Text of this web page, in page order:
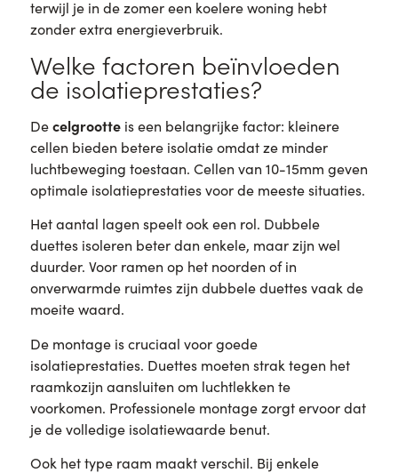
terwijl je in de zomer een koelere woning hebt
zonder extra energieverbruik.
Welke factoren beïnvloeden
de isolatieprestaties?
Decelgrootteis een belangrijke factor: kleinere
cellen bieden betere isolatie omdat ze minder
luchtbeweging toestaan. Cellen van 10-15mm geven
optimale isolatieprestaties voor de meeste situaties.
Het aantal lagen speelt ook een rol. Dubbele
duettes isoleren beter dan enkele, maar zijn wel
duurder. Voor ramen op het noorden of in
onverwarmde ruimtes zijn dubbele duettes vaak de
moeite waard.
De montage is cruciaal voor goede
isolatieprestaties. Duettes moeten strak tegen het
raamkozijn aansluiten om luchtlekken te
voorkomen. Professionele montage zorgt ervoor dat
je de volledige isolatiewaarde benut.
Ook het type raam maakt verschil. Bij enkele